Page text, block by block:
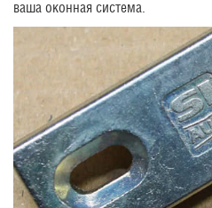
ваша оконная система.